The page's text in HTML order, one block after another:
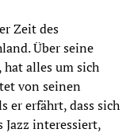
Zeit des
Über seine
hat alles um sich
von seinen
er erfährt, dass sich
Jazz interessiert,